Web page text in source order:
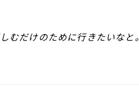
むだけのために行きたいなと。